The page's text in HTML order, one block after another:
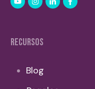
RECURSOS
Blog